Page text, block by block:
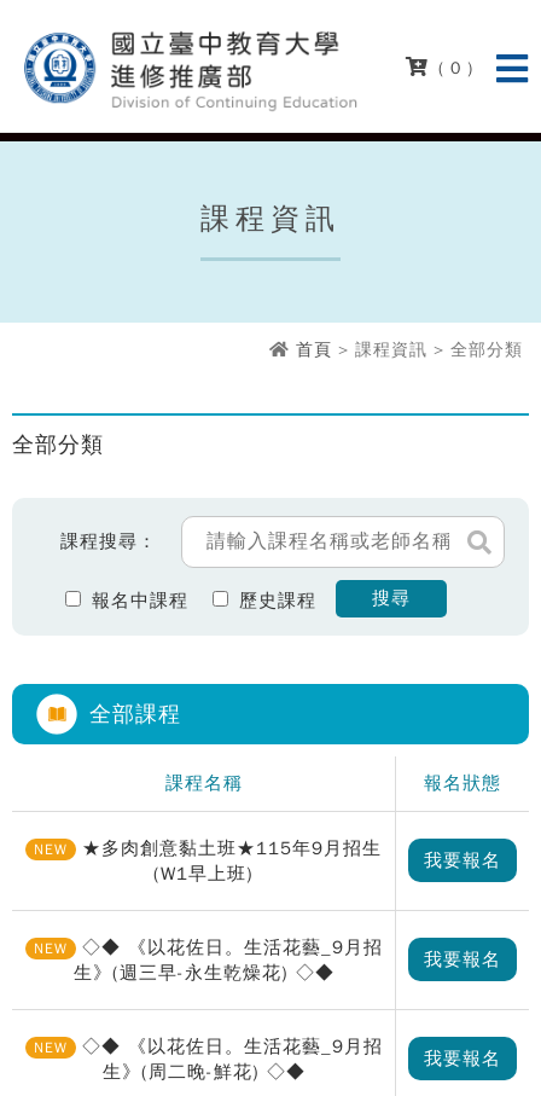
( 0 )
課程資訊
首頁 > 課程資訊 > 全部分類
全部分類
課程搜尋：
報名中課程 歷史課程 搜尋
全部課程
課程名稱 報名狀態
NEW
★多肉創意黏土班★115年9月招生
(W1早上班)
我要報名
NEW
◇◆ 《以花佐日。生活花藝_9月招
生》(週三早-永生乾燥花) ◇◆
我要報名
NEW
◇◆ 《以花佐日。生活花藝_9月招
生》(周二晚-鮮花) ◇◆
我要報名